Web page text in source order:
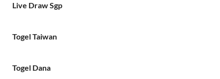
Live Draw Sgp
Togel Taiwan
Togel Dana